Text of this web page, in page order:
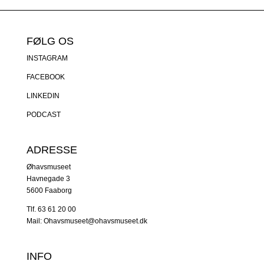
FØLG OS
INSTAGRAM
FACEBOOK
LINKEDIN
PODCAST
ADRESSE
Øhavsmuseet
Havnegade 3
5600 Faaborg
Tlf. 63 61 20 00
Mail: Ohavsmuseet@ohavsmuseet.dk
INFO